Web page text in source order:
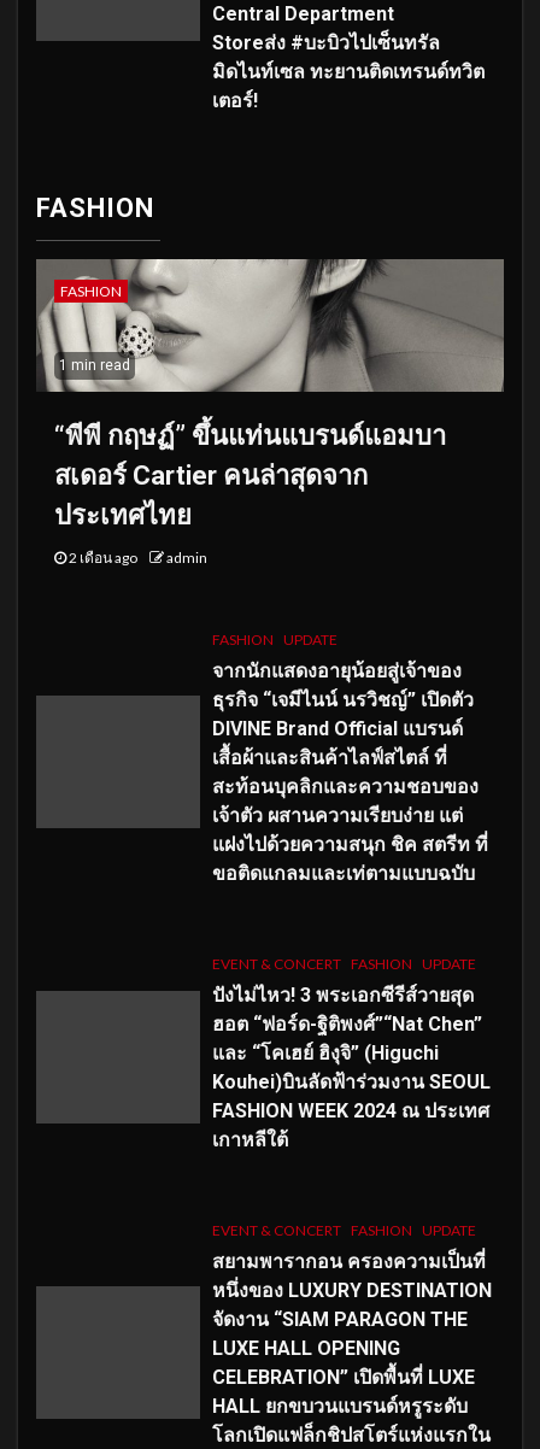
Central Department
Storeส่ง #บะบิวไปเซ็นทรัล
มิดไนท์เซล ทะยานติดเทรนด์ทวิต
เตอร์!
FASHION
FASHION
1 min read
“พีพี กฤษฏ์” ขึ้นแท่นแบรนด์แอมบา
สเดอร์ Cartier คนล่าสุดจาก
ประเทศไทย
2 เดือน ago admin
FASHION UPDATE
จากนักแสดงอายุน้อยสู่เจ้าของ
ธุรกิจ “เจมีไนน์ นรวิชญ์” เปิดตัว
DIVINE Brand Official แบรนด์
เสื้อผ้าและสินค้าไลฟ์สไตล์ ที่
สะท้อนบุคลิกและความชอบของ
เจ้าตัว ผสานความเรียบง่าย แต่
แฝงไปด้วยความสนุก ชิค สตรีท ที่
ขอติดแกลมและเท่ตามแบบฉบับ
EVENT & CONCERT FASHION UPDATE
ปังไม่ไหว! 3 พระเอกซีรีส์วายสุด
ฮอต “ฟอร์ด-ฐิติพงศ์”“Nat Chen”
และ “โคเฮย์ ฮิงุจิ” (Higuchi
Kouhei)บินลัดฟ้าร่วมงาน SEOUL
FASHION WEEK 2024 ณ ประเทศ
เกาหลีใต้
EVENT & CONCERT FASHION UPDATE
สยามพารากอน ครองความเป็นที่
หนึ่งของ LUXURY DESTINATION
จัดงาน “SIAM PARAGON THE
LUXE HALL OPENING
CELEBRATION” เปิดพื้นที่ LUXE
HALL ยกขบวนแบรนด์หรูระดับ
โลกเปิดแฟล็กชิปสโตร์แห่งแรกใน